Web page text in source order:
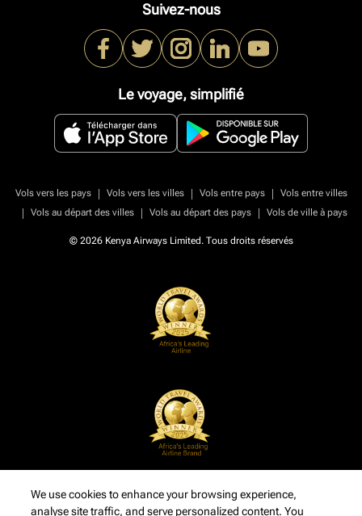
Suivez-nous
Le voyage, simplifié
Vols vers les pays | Vols vers les villes | Vols entre pays |
Vols entre villes
|
Vols au départ des villes | Vols au départ des pays | Vols de ville à pays
© 2026 Kenya Airways Limited. Tous droits réservés
We use cookies to enhance your browsing experience,
analyse site traffic, and serve personalized content. You